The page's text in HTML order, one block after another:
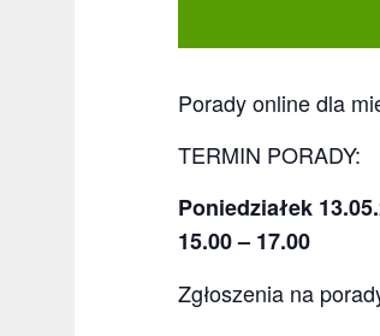
Porady online dla
TERMIN PORADY:
Poniedziałek
15.00 – 17.00
Zgłoszenia na